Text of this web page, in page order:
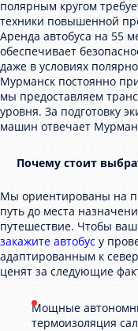
полярным кругом
техники повышенной
Аренда автобуса на 55
обеспечивает
даже в условиях
Мурманск постоянно
мы предоставляем
уровня. За подготовку
машин отвечает
Почему стоит
Мы ориентированы на
путь до места
путешествие. Чтобы
закажите автобус у
адаптированным к
ценят за следующие
Мощные
термоизоляция